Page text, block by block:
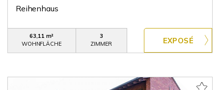
Reihenhaus
63,11 m²
WOHNFLÄCHE
3
ZIMMER